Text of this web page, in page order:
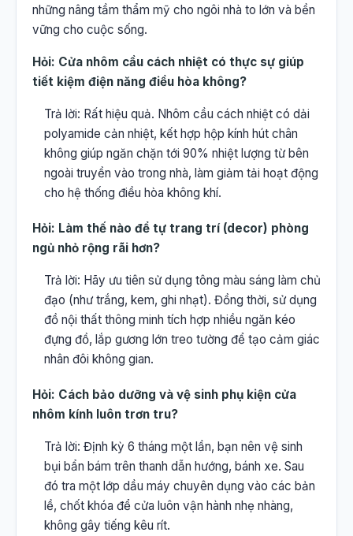
những nâng tầm thẩm mỹ cho ngôi nhà to lớn và bền
vững cho cuộc sống.
Hỏi: Cửa nhôm cầu cách nhiệt có thực sự giúp
tiết kiệm điện năng điều hòa không?
Trả lời: Rất hiệu quả. Nhôm cầu cách nhiệt có dải
polyamide cản nhiệt, kết hợp hộp kính hút chân
không giúp ngăn chặn tới 90% nhiệt lượng từ bên
ngoài truyền vào trong nhà, làm giảm tải hoạt động
cho hệ thống điều hòa không khí.
Hỏi: Làm thế nào để tự trang trí (decor) phòng
ngủ nhỏ rộng rãi hơn?
Trả lời: Hãy ưu tiên sử dụng tông màu sáng làm chủ
đạo (như trắng, kem, ghi nhạt). Đồng thời, sử dụng
đồ nội thất thông minh tích hợp nhiều ngăn kéo
đựng đồ, lắp gương lớn treo tường để tạo cảm giác
nhân đôi không gian.
Hỏi: Cách bảo dưỡng và vệ sinh phụ kiện cửa
nhôm kính luôn trơn tru?
Trả lời: Định kỳ 6 tháng một lần, bạn nên vệ sinh
bụi bẩn bám trên thanh dẫn hướng, bánh xe. Sau
đó tra một lớp dầu máy chuyên dụng vào các bản
lề, chốt khóa để cửa luôn vận hành nhẹ nhàng,
không gây tiếng kêu rít.